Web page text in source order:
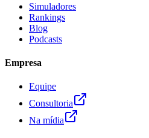
Simuladores
Rankings
Blog
Podcasts
Empresa
Equipe
Consultoria
Na mídia